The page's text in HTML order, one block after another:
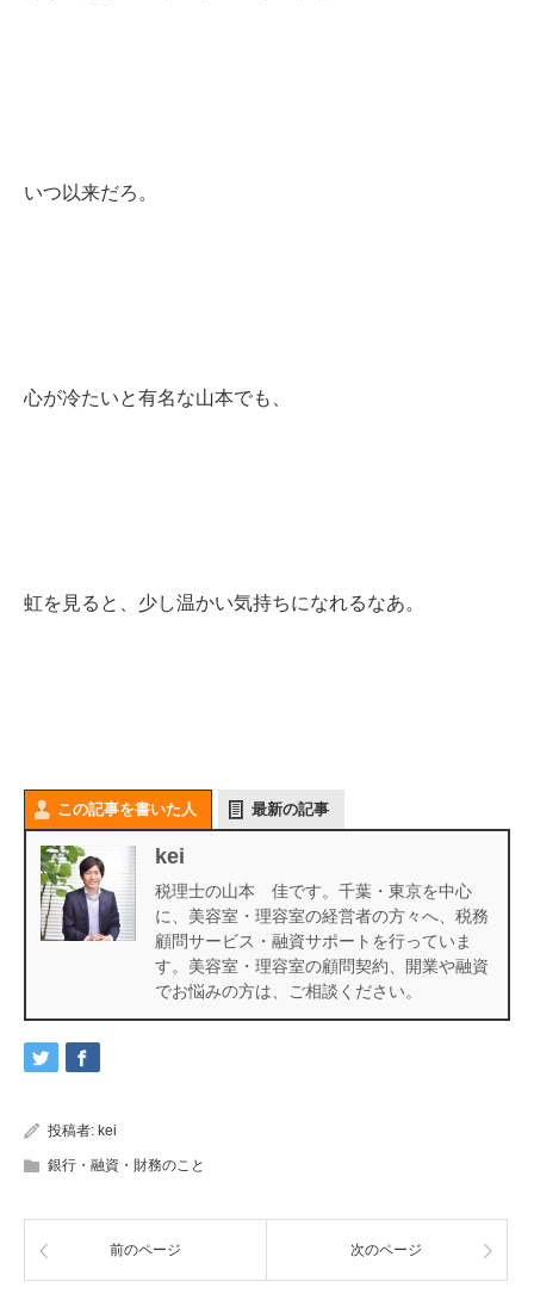
いつ以来だろ。
心が冷たいと有名な山本でも、
虹を見ると、少し温かい気持ちになれるなあ。
この記事を書いた人 最新の記事
kei
税理士の山本 佳です。千葉・東京を中心
に、美容室・理容室の経営者の方々へ、税務
顧問サービス・融資サポートを行っていま
す。美容室・理容室の顧問契約、開業や融資
でお悩みの方は、ご相談ください。
投稿者: kei
銀行・融資・財務のこと
前のページ 次のページ